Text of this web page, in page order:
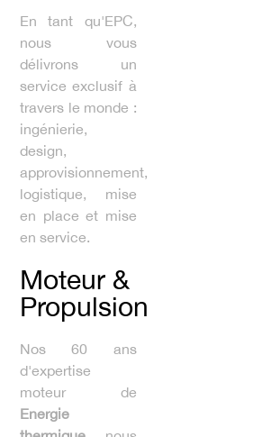
En tant qu'EPC,
nous vous
délivrons un
service exclusif à
travers le monde :
ingénierie,
design,
approvisionnement,
logistique, mise
en place et mise
en service.
Moteur &
Propulsion
Nos 60 ans
d'expertise
moteur de
Energie